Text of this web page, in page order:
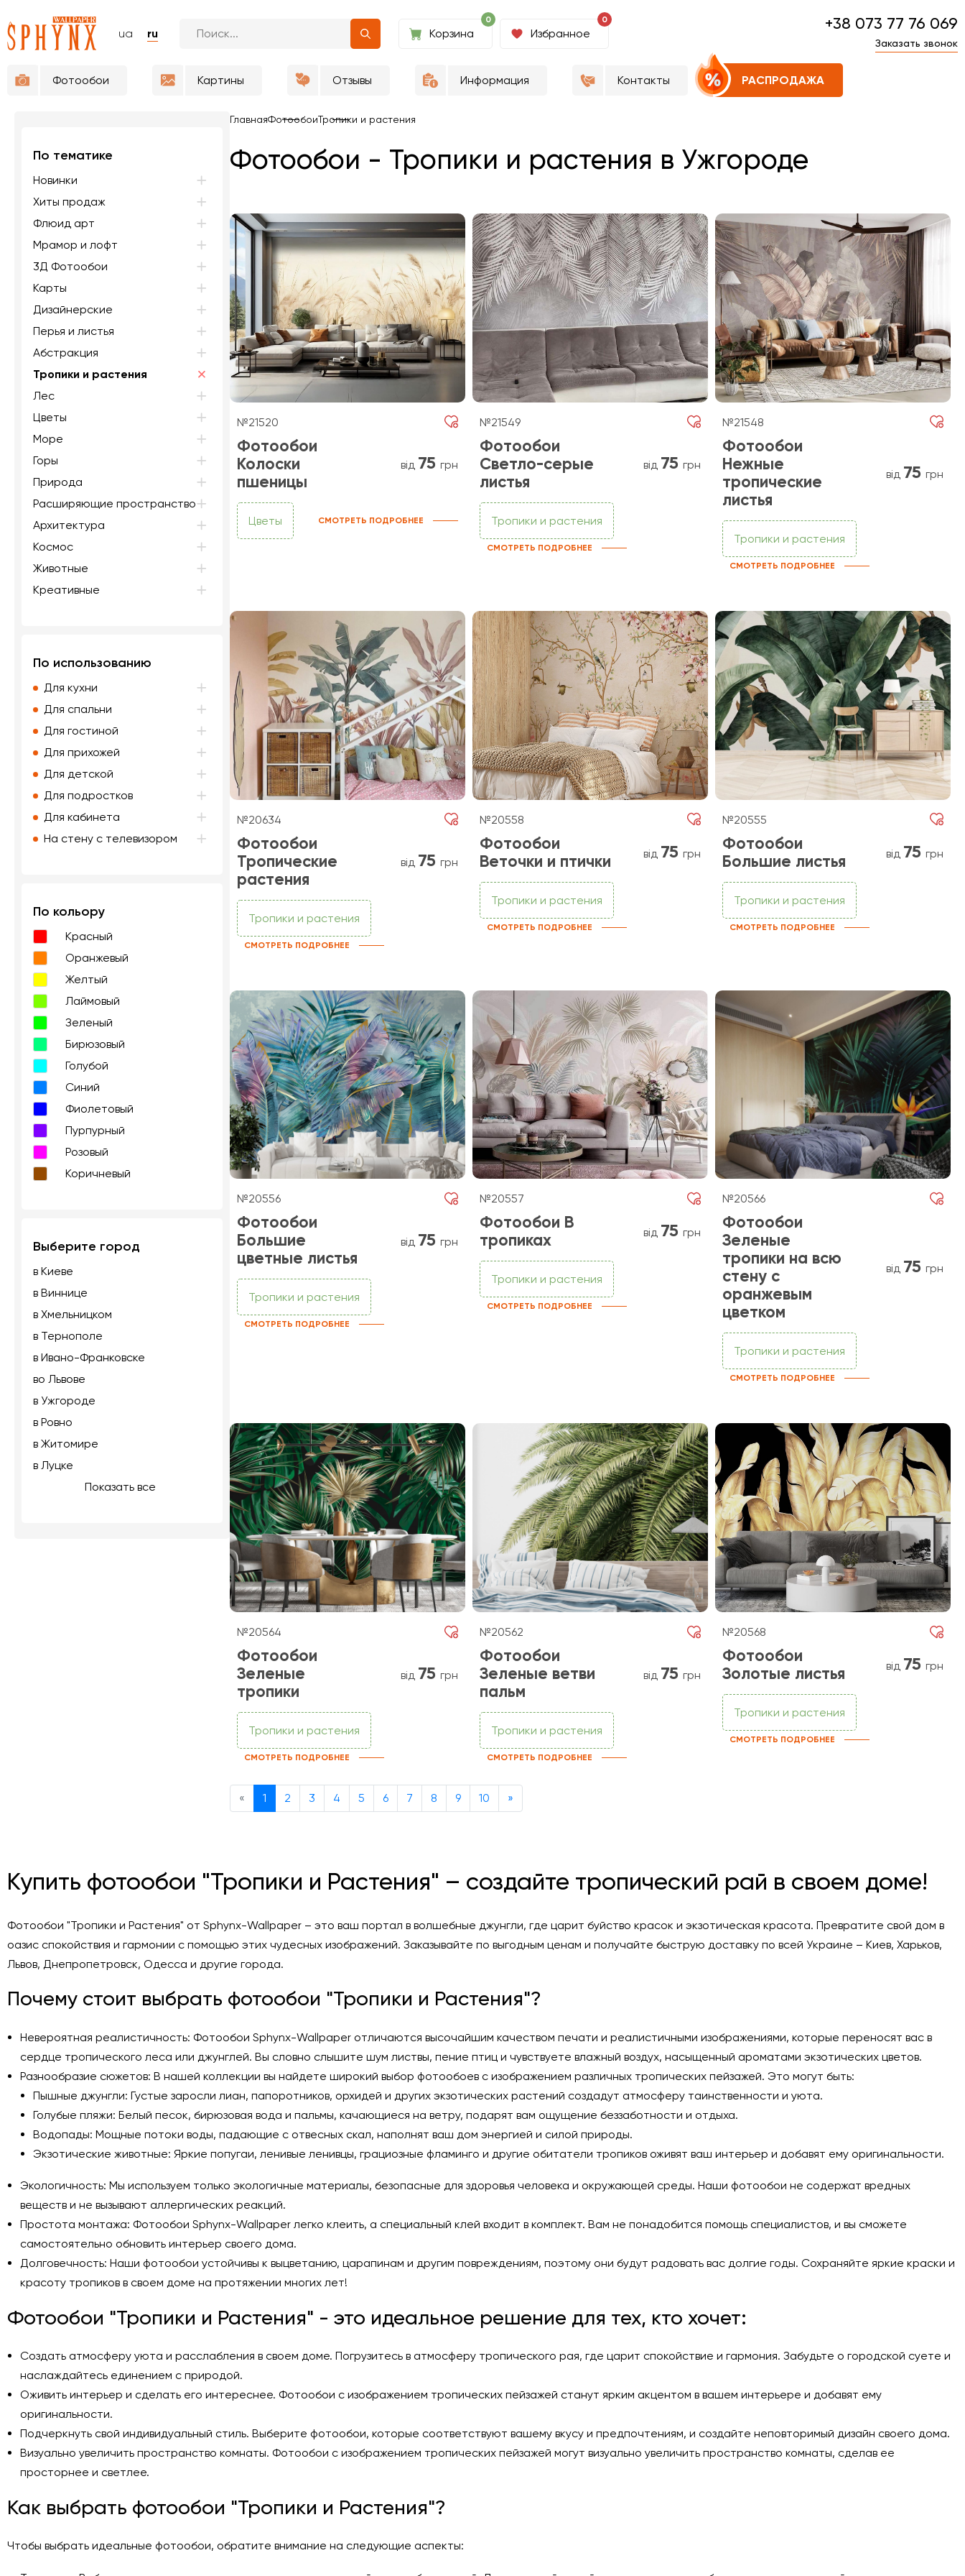
ua ru
0
Корзина
0
Избранное
+38 073 77 76 069
Заказать звонок
Фотообои Картины Отзывы Информация Контакты РАСПРОДАЖА
По тематике
Новинки
Хиты продаж
Флюид арт
Мрамор и лофт
3Д Фотообои
Карты
Дизайнерские
Перья и листья
Абстракция
Тропики и растения
Лес
Цветы
Море
Горы
Природа
Расширяющие пространство
Архитектура
Космос
Животные
Креативные
По использованию
Для кухни
Для спальни
Для гостиной
Для прихожей
Для детской
Для подростков
Для кабинета
На стену с телевизором
По кольору
Красный
Оранжевый
Желтый
Лаймовый
Зеленый
Бирюзовый
Голубой
Синий
Фиолетовый
Пурпурный
Розовый
Коричневый
Выберите город
в Киеве
в Виннице
в Хмельницком
в Тернополе
в Ивано-Франковске
во Львове
в Ужгороде
в Ровно
в Житомире
в Луцке
Показать все
ГлавнаяФотообоиТропики и растения
Фотообои - Тропики и растения в Ужгороде
№21520
Фотообои
Колоски
пшеницы
від 75 грн
Цветы СМОТРЕТЬ ПОДРОБНЕЕ
№21549
Фотообои
Светло-серые
листья
від 75 грн
Тропики и растения
СМОТРЕТЬ ПОДРОБНЕЕ
№21548
Фотообои
Нежные
тропические
листья
від 75 грн
Тропики и растения
СМОТРЕТЬ ПОДРОБНЕЕ
№20634
Фотообои
Тропические
растения
від 75 грн
Тропики и растения
СМОТРЕТЬ ПОДРОБНЕЕ
№20558
Фотообои
Веточки и птички
від 75 грн
Тропики и растения
СМОТРЕТЬ ПОДРОБНЕЕ
№20555
Фотообои
Большие листья
від 75 грн
Тропики и растения
СМОТРЕТЬ ПОДРОБНЕЕ
№20556
Фотообои
Большие
цветные листья
від 75 грн
Тропики и растения
СМОТРЕТЬ ПОДРОБНЕЕ
№20557
Фотообои В
тропиках
від 75 грн
Тропики и растения
СМОТРЕТЬ ПОДРОБНЕЕ
№20566
Фотообои
Зеленые
тропики на всю
стену с
оранжевым
цветком
від 75 грн
Тропики и растения
СМОТРЕТЬ ПОДРОБНЕЕ
№20564
Фотообои
Зеленые
тропики
від 75 грн
Тропики и растения
СМОТРЕТЬ ПОДРОБНЕЕ
№20562
Фотообои
Зеленые ветви
пальм
від 75 грн
Тропики и растения
СМОТРЕТЬ ПОДРОБНЕЕ
№20568
Фотообои
Золотые листья
від 75 грн
Тропики и растения
СМОТРЕТЬ ПОДРОБНЕЕ
« Previous
1 2 3 4 5 6 7 8 9 10 »
Купить фотообои "Тропики и Растения" – создайте тропический рай в своем доме!
Фотообои "Тропики и Растения" от Sphynx-Wallpaper – это ваш портал в волшебные джунгли, где царит буйство красок и экзотическая красота. Превратите свой дом в
оазис спокойствия и гармонии с помощью этих чудесных изображений. Заказывайте по выгодным ценам и получайте быструю доставку по всей Украине – Киев, Харьков,
Львов, Днепропетровск, Одесса и другие города.
Почему стоит выбрать фотообои "Тропики и Растения"?
Невероятная реалистичность: Фотообои Sphynx-Wallpaper отличаются высочайшим качеством печати и реалистичными изображениями, которые переносят вас в
сердце тропического леса или джунглей. Вы словно слышите шум листвы, пение птиц и чувствуете влажный воздух, насыщенный ароматами экзотических цветов.
Разнообразие сюжетов: В нашей коллекции вы найдете широкий выбор фотообоев с изображением различных тропических пейзажей. Это могут быть:
Пышные джунгли: Густые заросли лиан, папоротников, орхидей и других экзотических растений создадут атмосферу таинственности и уюта.
Голубые пляжи: Белый песок, бирюзовая вода и пальмы, качающиеся на ветру, подарят вам ощущение беззаботности и отдыха.
Водопады: Мощные потоки воды, падающие с отвесных скал, наполнят ваш дом энергией и силой природы.
Экзотические животные: Яркие попугаи, ленивые ленивцы, грациозные фламинго и другие обитатели тропиков оживят ваш интерьер и добавят ему оригинальности.
Экологичность: Мы используем только экологичные материалы, безопасные для здоровья человека и окружающей среды. Наши фотообои не содержат вредных
веществ и не вызывают аллергических реакций.
Простота монтажа: Фотообои Sphynx-Wallpaper легко клеить, а специальный клей входит в комплект. Вам не понадобится помощь специалистов, и вы сможете
самостоятельно обновить интерьер своего дома.
Долговечность: Наши фотообои устойчивы к выцветанию, царапинам и другим повреждениям, поэтому они будут радовать вас долгие годы. Сохраняйте яркие краски и
красоту тропиков в своем доме на протяжении многих лет!
Фотообои "Тропики и Растения" - это идеальное решение для тех, кто хочет:
Создать атмосферу уюта и расслабления в своем доме. Погрузитесь в атмосферу тропического рая, где царит спокойствие и гармония. Забудьте о городской суете и
наслаждайтесь единением с природой.
Оживить интерьер и сделать его интереснее. Фотообои с изображением тропических пейзажей станут ярким акцентом в вашем интерьере и добавят ему
оригинальности.
Подчеркнуть свой индивидуальный стиль. Выберите фотообои, которые соответствуют вашему вкусу и предпочтениям, и создайте неповторимый дизайн своего дома.
Визуально увеличить пространство комнаты. Фотообои с изображением тропических пейзажей могут визуально увеличить пространство комнаты, сделав ее
просторнее и светлее.
Как выбрать фотообои "Тропики и Растения"?
Чтобы выбрать идеальные фотообои, обратите внимание на следующие аспекты: